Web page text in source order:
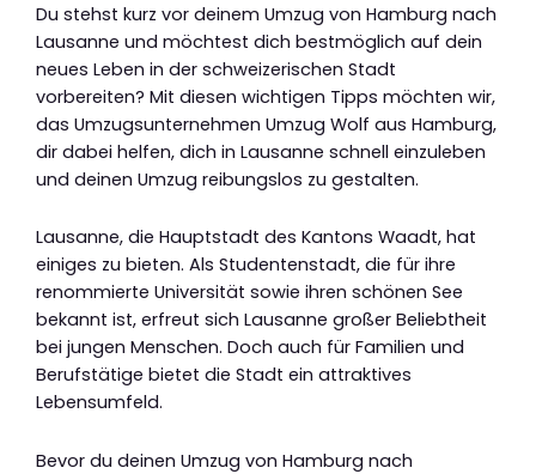
Du stehst kurz vor deinem Umzug von Hamburg nach
Lausanne und möchtest dich bestmöglich auf dein
neues Leben in der schweizerischen Stadt
vorbereiten? Mit diesen wichtigen Tipps möchten wir,
das Umzugsunternehmen Umzug Wolf aus Hamburg,
dir dabei helfen, dich in Lausanne schnell einzuleben
und deinen Umzug reibungslos zu gestalten.
Lausanne, die Hauptstadt des Kantons Waadt, hat
einiges zu bieten. Als Studentenstadt, die für ihre
renommierte Universität sowie ihren schönen See
bekannt ist, erfreut sich Lausanne großer Beliebtheit
bei jungen Menschen. Doch auch für Familien und
Berufstätige bietet die Stadt ein attraktives
Lebensumfeld.
Bevor du deinen Umzug von Hamburg nach